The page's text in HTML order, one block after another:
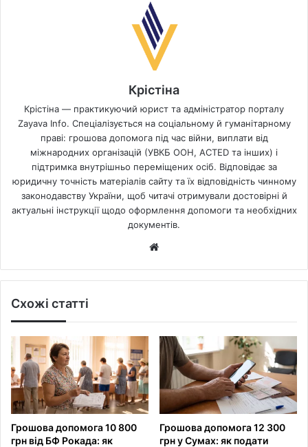
Крістіна
Крістіна — практикуючий юрист та адміністратор порталу
Zayava Info. Спеціалізується на соціальному й гуманітарному
праві: грошова допомога під час війни, виплати від
міжнародних організацій (УВКБ ООН, ACTED та інших) і
підтримка внутрішньо переміщених осіб. Відповідає за
юридичну точність матеріалів сайту та їх відповідність чинному
законодавству України, щоб читачі отримували достовірні й
актуальні інструкції щодо оформлення допомоги та необхідних
документів.
Схожі статті
Грошова допомога 10 800
грн від БФ Рокада: як
Грошова допомога 12 300
грн у Сумах: як подати